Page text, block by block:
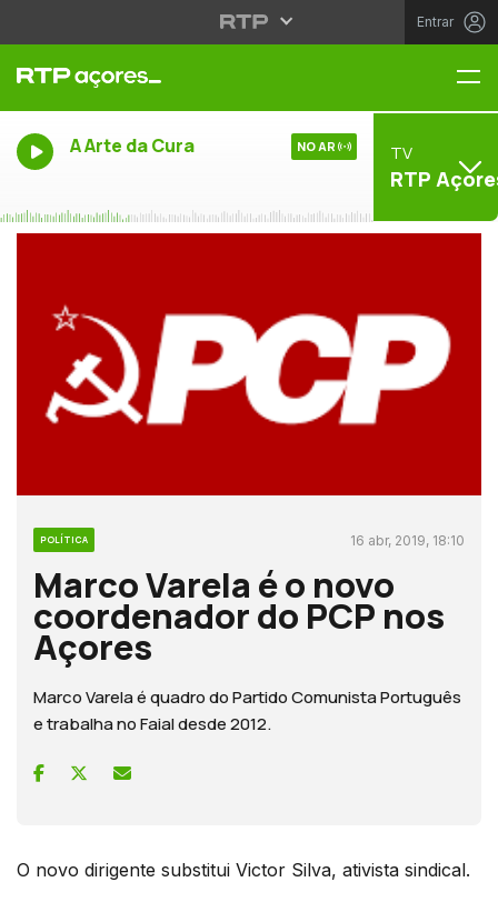
Entrar
A Arte da Cura NO AR TV
RTP
POLÍTICA 16 abr, 2019, 18:10
Marco Varela é o novo
coordenador do PCP nos
Açores
Marco Varela é quadro do Partido Comunista Português
e trabalha no Faial desde 2012.
O novo dirigente substitui Victor Silva, ativista sindical.